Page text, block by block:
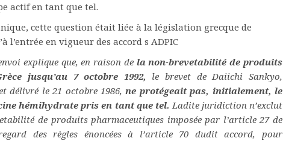
actif en tant que tel.
cette question était liée à la législation grecque de
l’entrée en vigueur des accord s ADPIC
explique que, en raison dela non-brevetabilité de produits
jusqu’au 7 octobre 1992, le brevet de Daiichi Sankyo,
délivré le 21 octobre 1986,ne protégeait pas, initialement, le
hémihydrate pris en tant que tel. Ladite juridiction n’exclut
de produits pharmaceutiques imposée par l’article 27 de
des règles énoncées à l’article 70 dudit accord, pour